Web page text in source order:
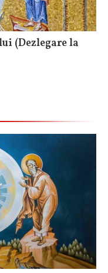
(Dezlegare la